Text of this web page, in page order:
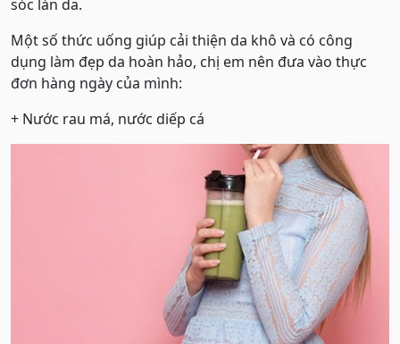
sóc làn da.
Một số thức uống giúp cải thiện da khô và có công
dụng làm đẹp da hoàn hảo, chị em nên đưa vào thực
đơn hàng ngày của mình:
+ Nước rau má, nước diếp cá